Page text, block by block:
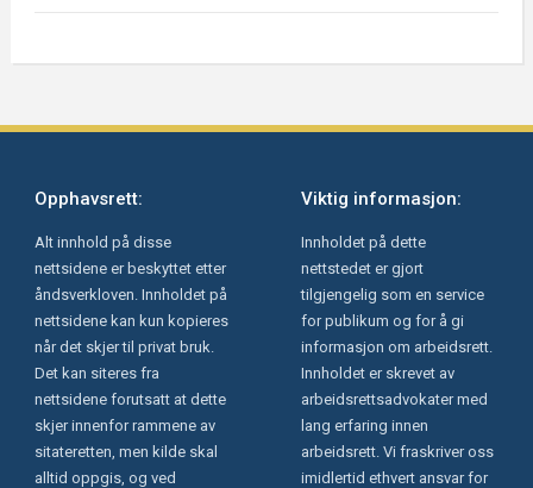
Opphavsrett:
Alt innhold på disse
nettsidene er beskyttet etter
åndsverkloven. Innholdet på
nettsidene kan kun kopieres
når det skjer til privat bruk.
Det kan siteres fra
nettsidene forutsatt at dette
skjer innenfor rammene av
sitateretten, men kilde skal
alltid oppgis, og ved
Viktig informasjon:
Innholdet på dette
nettstedet er gjort
tilgjengelig som en service
for publikum og for å gi
informasjon om arbeidsrett.
Innholdet er skrevet av
arbeidsrettsadvokater med
lang erfaring innen
arbeidsrett. Vi fraskriver oss
imidlertid ethvert ansvar for